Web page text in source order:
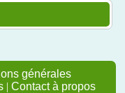
générales
| Contact à propos